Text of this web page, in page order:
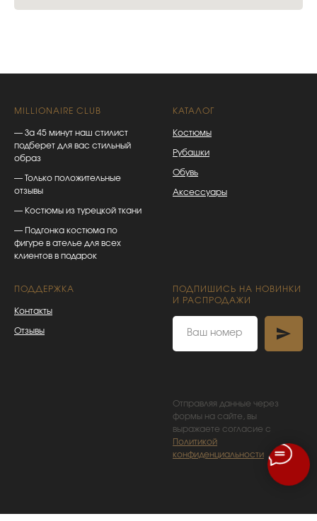
MILLIONAIRE CLUB
— За 45 минут наш стилист
подберет для вас стильный
образ
— Только положительные
отзывы
— Костюмы из турецкой ткани
— Подгонка костюма по
фигуре в ателье для всех
клиентов в подарок
КАТАЛОГ
Костюмы
Рубашки
Обувь
Аксессуары
ПОДДЕРЖКА
Контакты
Отзывы
ПОДПИШИСЬ НА НОВИНКИ
И РАСПРОДАЖИ
Отправляя данные через
формы на сайте, вы
выражаете согласие с
Политикой
конфиденциальности